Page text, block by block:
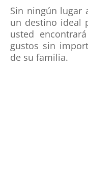
Sin ningún lugar
un destino ideal
usted
gustos sin
de su familia.